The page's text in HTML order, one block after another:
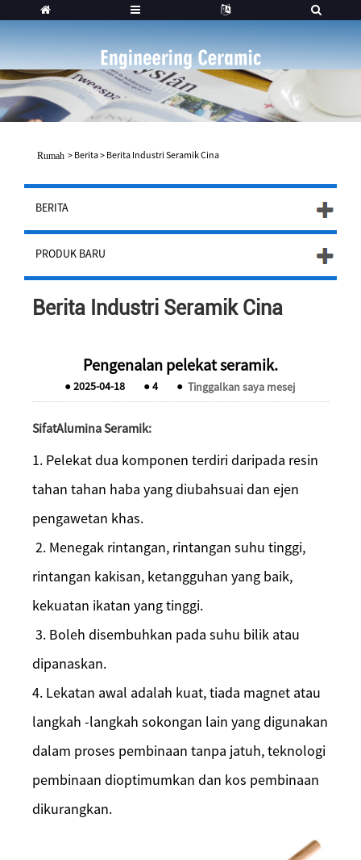
Rumah > Berita> Berita Industri Seramik Cina
BERITA
PRODUK BARU
Berita Industri Seramik Cina
Pengenalan pelekat seramik.
●2025-04-18 ●4 ● Tinggalkan saya mesej
SifatAlumina Seramik:
1. Pelekat dua komponen terdiri daripada resin
tahan tahan haba yang diubahsuai dan ejen
pengawetan khas.
2. Menegak rintangan, rintangan suhu tinggi,
rintangan kakisan, ketangguhan yang baik,
kekuatan ikatan yang tinggi.
3. Boleh disembuhkan pada suhu bilik atau
dipanaskan.
4. Lekatan awal adalah kuat, tiada magnet atau
langkah -langkah sokongan lain yang digunakan
dalam proses pembinaan tanpa jatuh, teknologi
pembinaan dioptimumkan dan kos pembinaan
dikurangkan.